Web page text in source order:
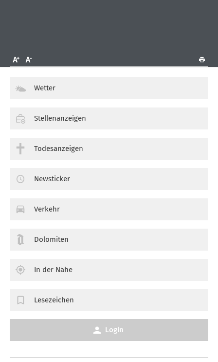
Wetter
Stellenanzeigen
Todesanzeigen
Newsticker
Verkehr
Dolomiten
In der Nähe
Lesezeichen
Login